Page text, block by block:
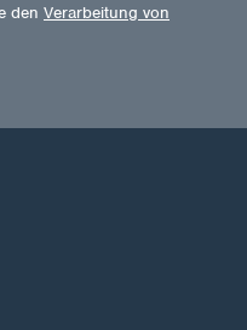
den Verarbeitung von